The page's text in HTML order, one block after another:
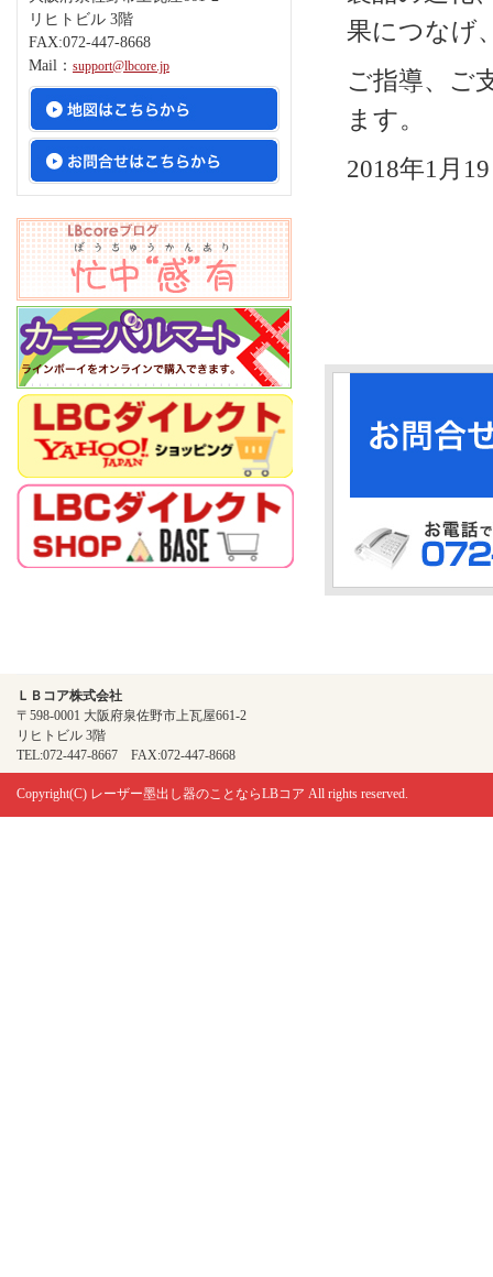
果につなげ
ご指導、ご
ます。
2018年1月
リヒトビル 3階
FAX:072-447-8668
Mail： support@lbcore.jp
ＬＢコア株式会社
〒598-0001 大阪府泉佐野市上瓦屋661-2
リヒトビル 3階
TEL:072-447-8667 FAX:072-447-8668
Copyright(C) レーザー墨出し器のことならLBコア All rights reserved.